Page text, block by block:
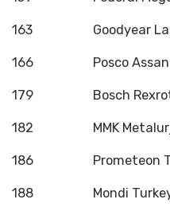
163 Goodyear
166 Posco
179 Bosch
182 MMK
186 Prometeon
188 Mondi